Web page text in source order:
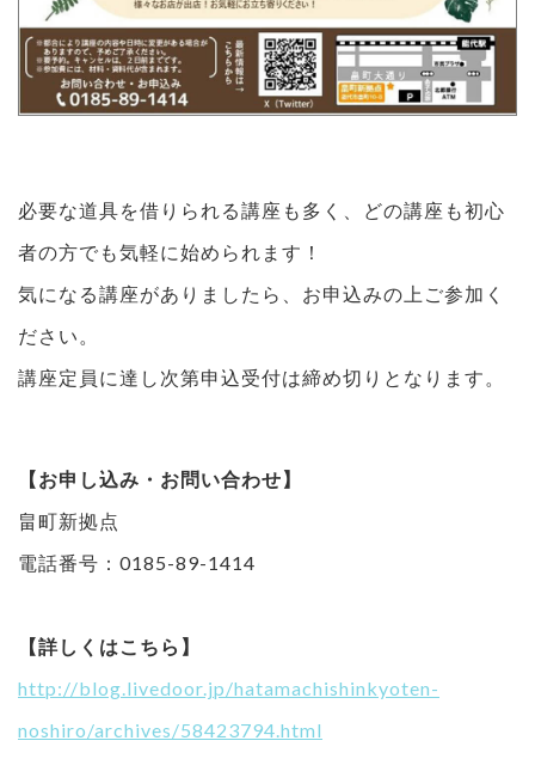
必要な道具を借りられる講座も多く、どの講座も初心
者の方でも気軽に始められます！
気になる講座がありましたら、お申込みの上ご参加く
ださい。
講座定員に達し次第申込受付は締め切りとなります。
【お申し込み・お問い合わせ】
畠町新拠点
電話番号：0185-89-1414
【詳しくはこちら】
http://blog.livedoor.jp/hatamachishinkyoten-
noshiro/archives/58423794.html